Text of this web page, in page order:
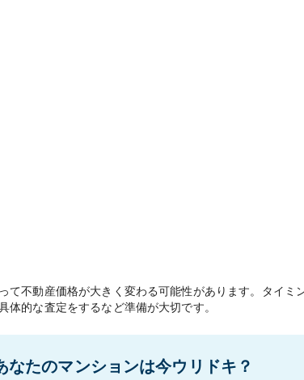
て不動産価格が大きく変わる可能性があります。タイミ
的な査定をするなど準備が大切です。
なたのマンションは今ウリドキ？